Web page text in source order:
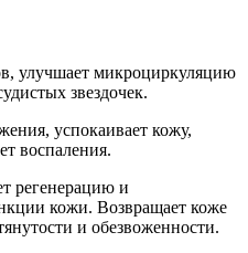
улучшает микроциркуляцию
звездочек.
успокаивает кожу,
воспаления.
регенерацию и
кожи. Возвращает коже
и обезвоженности.